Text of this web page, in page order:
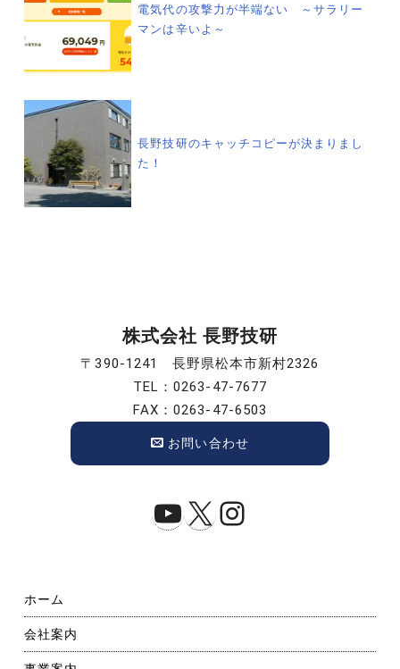
稿
ビ
ー
電気代の攻撃力が半端ない ～サラリー
マンは辛いよ～
長野技研のキャッチコピーが決まりまし
た！
株式会社 長野技研
〒390-1241 長野県松本市新村2326
TEL：0263-47-7677
FAX：0263-47-6503
お問い合わせ
YouTube
X Instagram
ホーム
会社案内